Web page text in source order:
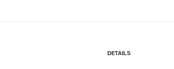
DETAILS